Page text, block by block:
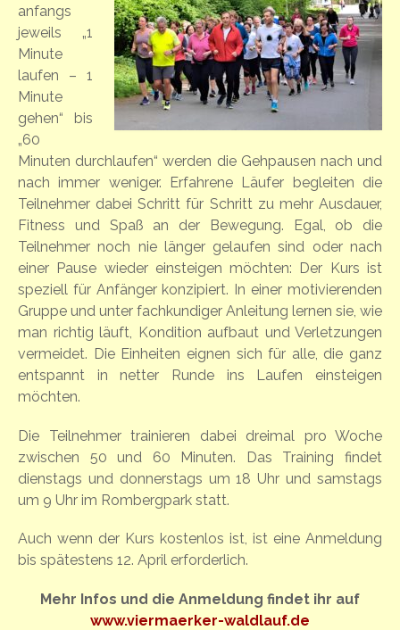
anfangs
jeweils „1
Minute
laufen – 1
Minute
gehen“ bis
„60
Minuten durchlaufen“ werden die Gehpausen nach und
nach immer weniger. Erfahrene Läufer begleiten die
Teilnehmer dabei Schritt für Schritt zu mehr Ausdauer,
Fitness und Spaß an der Bewegung. Egal, ob die
Teilnehmer noch nie länger gelaufen sind oder nach
einer Pause wieder einsteigen möchten: Der Kurs ist
speziell für Anfänger konzipiert. In einer motivierenden
Gruppe und unter fachkundiger Anleitung lernen sie, wie
man richtig läuft, Kondition aufbaut und Verletzungen
vermeidet. Die Einheiten eignen sich für alle, die ganz
entspannt in netter Runde ins Laufen einsteigen
möchten.
Die Teilnehmer trainieren dabei dreimal pro Woche
zwischen 50 und 60 Minuten. Das Training findet
dienstags und donnerstags um 18 Uhr und samstags
um 9 Uhr im Rombergpark statt.
Auch wenn der Kurs kostenlos ist, ist eine Anmeldung
bis spätestens 12. April erforderlich.
Mehr Infos und die Anmeldung findet ihr auf
www.viermaerker-waldlauf.de